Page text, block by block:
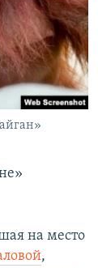
на место
,